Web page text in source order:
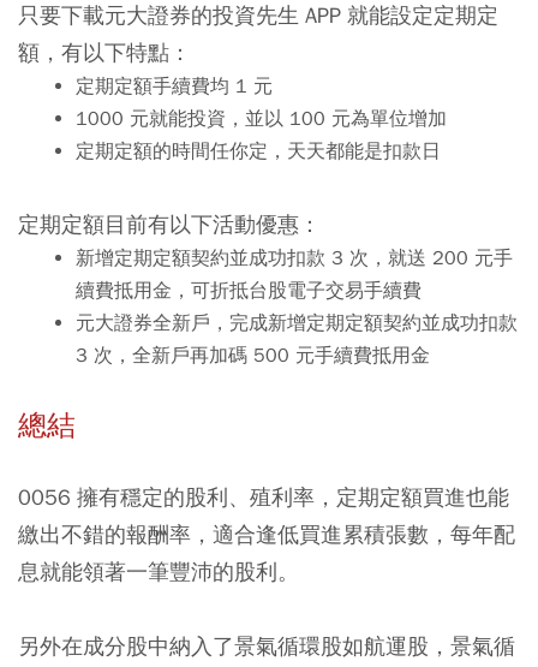
只要下載元大證券的投資先生 APP 就能設定定期定
額，有以下特點：
定期定額手續費均 1 元
1000 元就能投資，並以 100 元為單位增加
定期定額的時間任你定，天天都能是扣款日
定期定額目前有以下活動優惠：
新增定期定額契約並成功扣款 3 次，就送 200 元手
續費抵用金，可折抵台股電子交易手續費
元大證券全新戶，完成新增定期定額契約並成功扣款
3 次，全新戶再加碼 500 元手續費抵用金
總結
0056 擁有穩定的股利、殖利率，定期定額買進也能
繳出不錯的報酬率，適合逢低買進累積張數，每年配
息就能領著一筆豐沛的股利。
另外在成分股中納入了景氣循環股如航運股，景氣循